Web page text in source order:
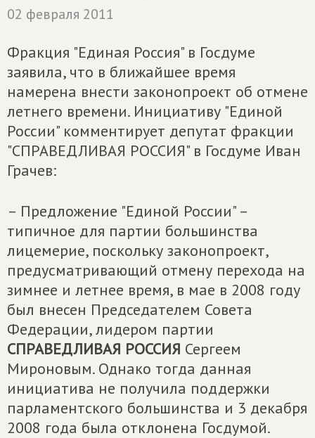
02 февраля 2011
Фракция "Единая Россия" в Госдуме
заявила, что в ближайшее время
намерена внести законопроект об отмене
летнего времени. Инициативу "Единой
России" комментирует депутат фракции
"СПРАВЕДЛИВАЯ РОССИЯ" в Госдуме Иван
Грачев:
– Предложение "Единой России" –
типичное для партии большинства
лицемерие, поскольку законопроект,
предусматривающий отмену перехода на
зимнее и летнее время, в мае в 2008 году
был внесен Председателем Совета
Федерации, лидером партии
СПРАВЕДЛИВАЯ РОССИЯ Сергеем
Мироновым. Однако тогда данная
инициатива не получила поддержки
парламентского большинства и 3 декабря
2008 года была отклонена Госдумой.